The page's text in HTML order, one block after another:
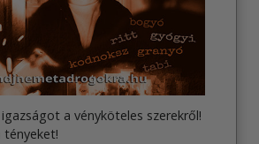
a vényköteles szerekről!
tényeket!